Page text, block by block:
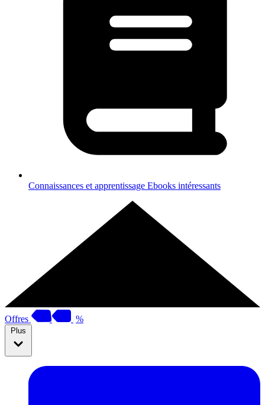
Connaissances et apprentissage Ebooks intéressants
Offres %
Plus